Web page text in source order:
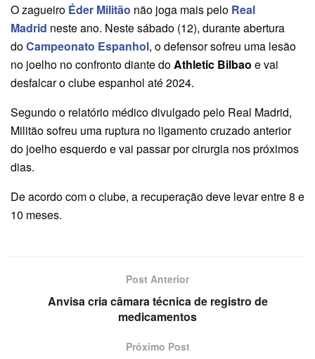
O zagueiro Éder Militão não joga mais pelo Real
Madrid neste ano. Neste sábado (12), durante abertura
doCampeonato Espanhol, o defensor sofreu uma lesão
no joelho no confronto diante doAthletic Bilbao e vai
desfalcar o clube espanhol até 2024.
Segundo o relatório médico divulgado pelo Real Madrid,
Militão sofreu uma ruptura no ligamento cruzado anterior
do joelho esquerdo e vai passar por cirurgia nos próximos
dias.
De acordo com o clube, a recuperação deve levar entre 8 e
10 meses.
Post Anterior
Anvisa cria câmara técnica de registro de
medicamentos
Próximo Post